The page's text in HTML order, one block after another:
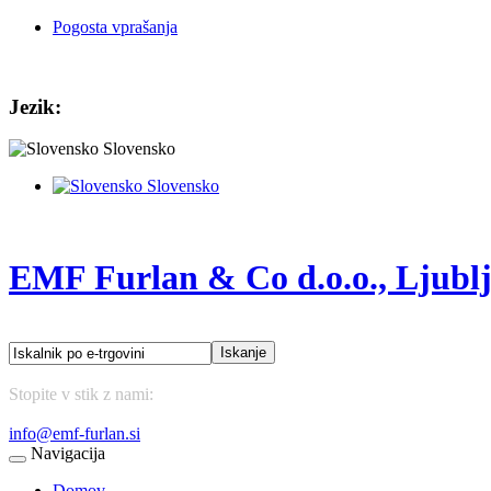
Pogosta vprašanja
Jezik:
Slovensko
Slovensko
EMF Furlan & Co d.o.o.,
Stopite v stik z nami:
info@emf-furlan.si
Navigacija